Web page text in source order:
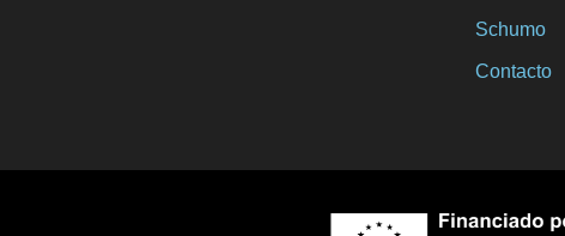
Schumo
Contacto